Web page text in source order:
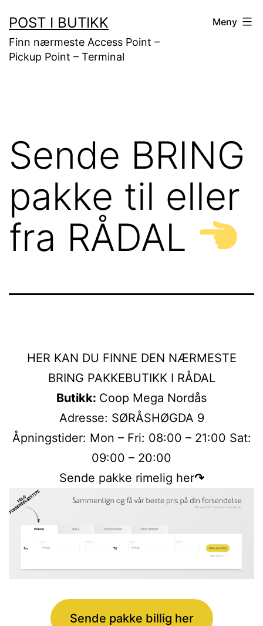
til
innhold
POST I BUTIKK
Finn nærmeste Access Point –
Pickup Point – Terminal
Meny
Sende BRING
pakke til eller
fra RÅDAL
HER KAN DU FINNE DEN NÆRMESTE
BRING PAKKEBUTIKK I RÅDAL
Butikk: Coop Mega Nordås
Adresse: SØRÅSHØGDA 9
Åpningstider: Mon – Fri: 08:00 – 21:00 Sat:
09:00 – 20:00
Sende pakke rimelig her↷
Sende pakke billig her